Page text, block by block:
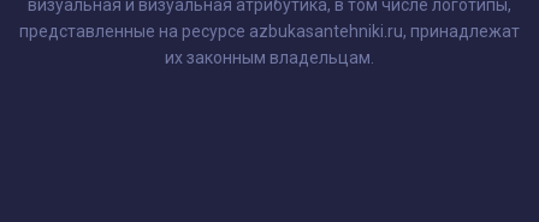
визуальная и визуальная атрибутика, в том числе логотипы,
представленные на ресурсе azbukasantehniki.ru, принадлежат
их законным владельцам.